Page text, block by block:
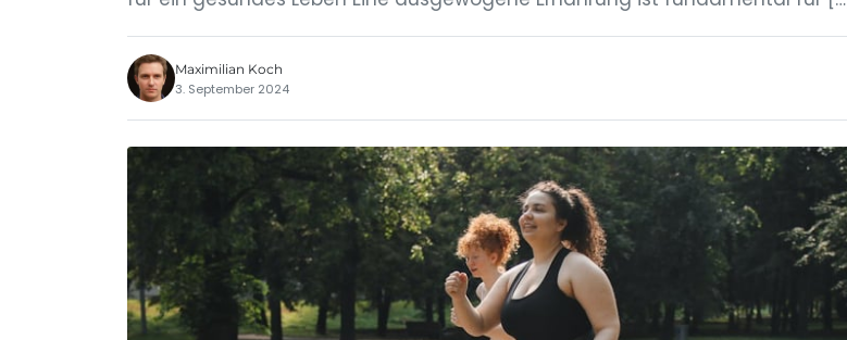
Maximilian Koch
3. September 2024